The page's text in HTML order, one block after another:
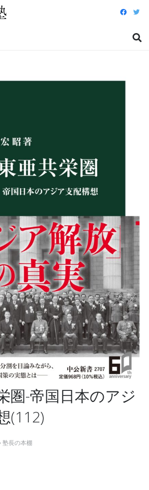
圏-帝国日本のアジ
(112)
塾長の本棚